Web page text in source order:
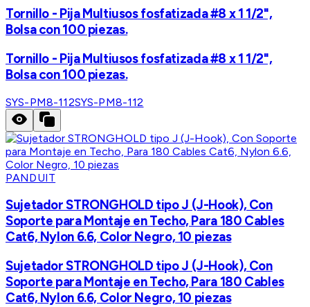
Tornillo - Pija Multiusos fosfatizada #8 x 1 1/2",
Bolsa con 100 piezas.
Tornillo - Pija Multiusos fosfatizada #8 x 1 1/2",
Bolsa con 100 piezas.
SYS-PM8-112SYS-PM8-112
PANDUIT
Sujetador STRONGHOLD tipo J (J-Hook), Con
Soporte para Montaje en Techo, Para 180 Cables
Cat6, Nylon 6.6, Color Negro, 10 piezas
Sujetador STRONGHOLD tipo J (J-Hook), Con
Soporte para Montaje en Techo, Para 180 Cables
Cat6, Nylon 6.6, Color Negro, 10 piezas